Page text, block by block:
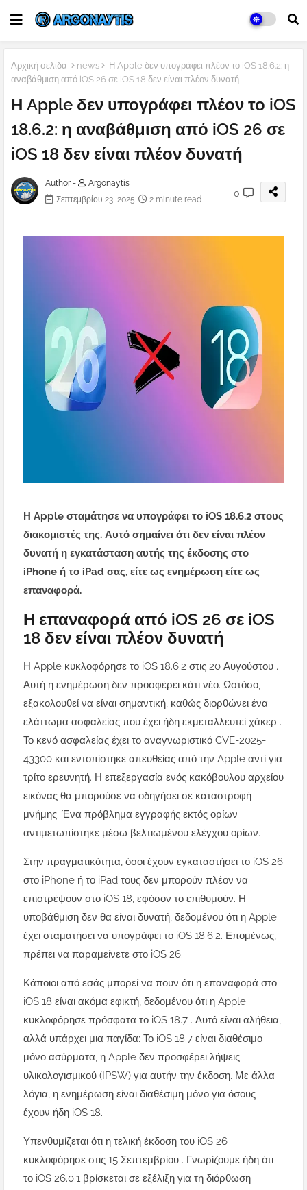
Αρχική σελίδα news
Η Apple δεν υπογράφει πλέον το iOS 18.6.2: η
αναβάθμιση από iOS 26 σε iOS 18 δεν είναι πλέον δυνατή
Η Apple δεν υπογράφει πλέον το iOS
18.6.2: η αναβάθμιση από iOS 26 σε
iOS 18 δεν είναι πλέον δυνατή
Author -
Argonaytis
Σεπτεμβρίου 23, 2025
2 minute read
0
Η Apple σταμάτησε να υπογράφει το iOS 18.6.2 στους
διακομιστές της. Αυτό σημαίνει ότι δεν είναι πλέον
δυνατή η εγκατάσταση αυτής της έκδοσης στο
iPhone ή το iPad σας, είτε ως ενημέρωση είτε ως
επαναφορά.
Η επαναφορά από iOS 26 σε iOS
18 δεν είναι πλέον δυνατή
Η Apple κυκλοφόρησε το iOS 18.6.2 στις 20 Αυγούστου .
Αυτή η ενημέρωση δεν προσφέρει κάτι νέο. Ωστόσο,
εξακολουθεί να είναι σημαντική, καθώς διορθώνει ένα
ελάττωμα ασφαλείας που έχει ήδη εκμεταλλευτεί χάκερ .
Το κενό ασφαλείας έχει το αναγνωριστικό CVE-2025-
43300 και εντοπίστηκε απευθείας από την Apple αντί για
τρίτο ερευνητή. Η επεξεργασία ενός κακόβουλου αρχείου
εικόνας θα μπορούσε να οδηγήσει σε καταστροφή
μνήμης. Ένα πρόβλημα εγγραφής εκτός ορίων
αντιμετωπίστηκε μέσω βελτιωμένου ελέγχου ορίων.
Στην πραγματικότητα, όσοι έχουν εγκαταστήσει το iOS 26
στο iPhone ή το iPad τους δεν μπορούν πλέον να
επιστρέψουν στο iOS 18, εφόσον το επιθυμούν. Η
υποβάθμιση δεν θα είναι δυνατή, δεδομένου ότι η Apple
έχει σταματήσει να υπογράφει το iOS 18.6.2. Επομένως,
πρέπει να παραμείνετε στο iOS 26.
Κάποιοι από εσάς μπορεί να πουν ότι η επαναφορά στο
iOS 18 είναι ακόμα εφικτή, δεδομένου ότι η Apple
κυκλοφόρησε πρόσφατα το iOS 18.7 . Αυτό είναι αλήθεια,
αλλά υπάρχει μια παγίδα: Το iOS 18.7 είναι διαθέσιμο
μόνο ασύρματα, η Apple δεν προσφέρει λήψεις
υλικολογισμικού (IPSW) για αυτήν την έκδοση. Με άλλα
λόγια, η ενημέρωση είναι διαθέσιμη μόνο για όσους
έχουν ήδη iOS 18.
Υπενθυμίζεται ότι η τελική έκδοση του iOS 26
κυκλοφόρησε στις 15 Σεπτεμβρίου . Γνωρίζουμε ήδη ότι
το iOS 26.0.1 βρίσκεται σε εξέλιξη για τη διόρθωση